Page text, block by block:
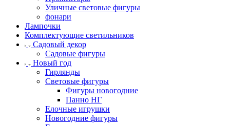
Уличные световые фигуры
фонари
Лампочки
Комплектующие светильников
Садовый декор
Садовые фигуры
Новый год
Гирлянды
Световые фигуры
Фигуры новогодние
Панно НГ
Елочные игрушки
Новогодние фигуры